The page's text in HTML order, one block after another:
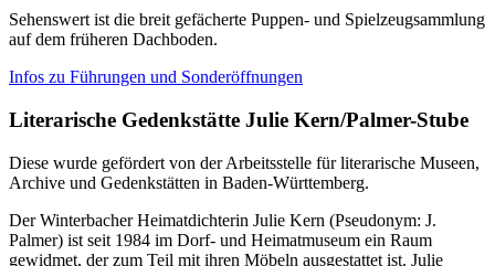
Sehenswert ist die breit gefächerte Puppen- und Spielzeugsammlung
auf dem früheren Dachboden.
Infos zu Führungen und Sonderöffnungen
Literarische Gedenkstätte Julie Kern/Palmer-Stube
Diese wurde gefördert von der Arbeitsstelle für literarische Museen,
Archive und Gedenkstätten in Baden-Württemberg.
Der Winterbacher Heimatdichterin Julie Kern (Pseudonym: J.
Palmer) ist seit 1984 im Dorf- und Heimatmuseum ein Raum
gewidmet, der zum Teil mit ihren Möbeln ausgestattet ist. Julie